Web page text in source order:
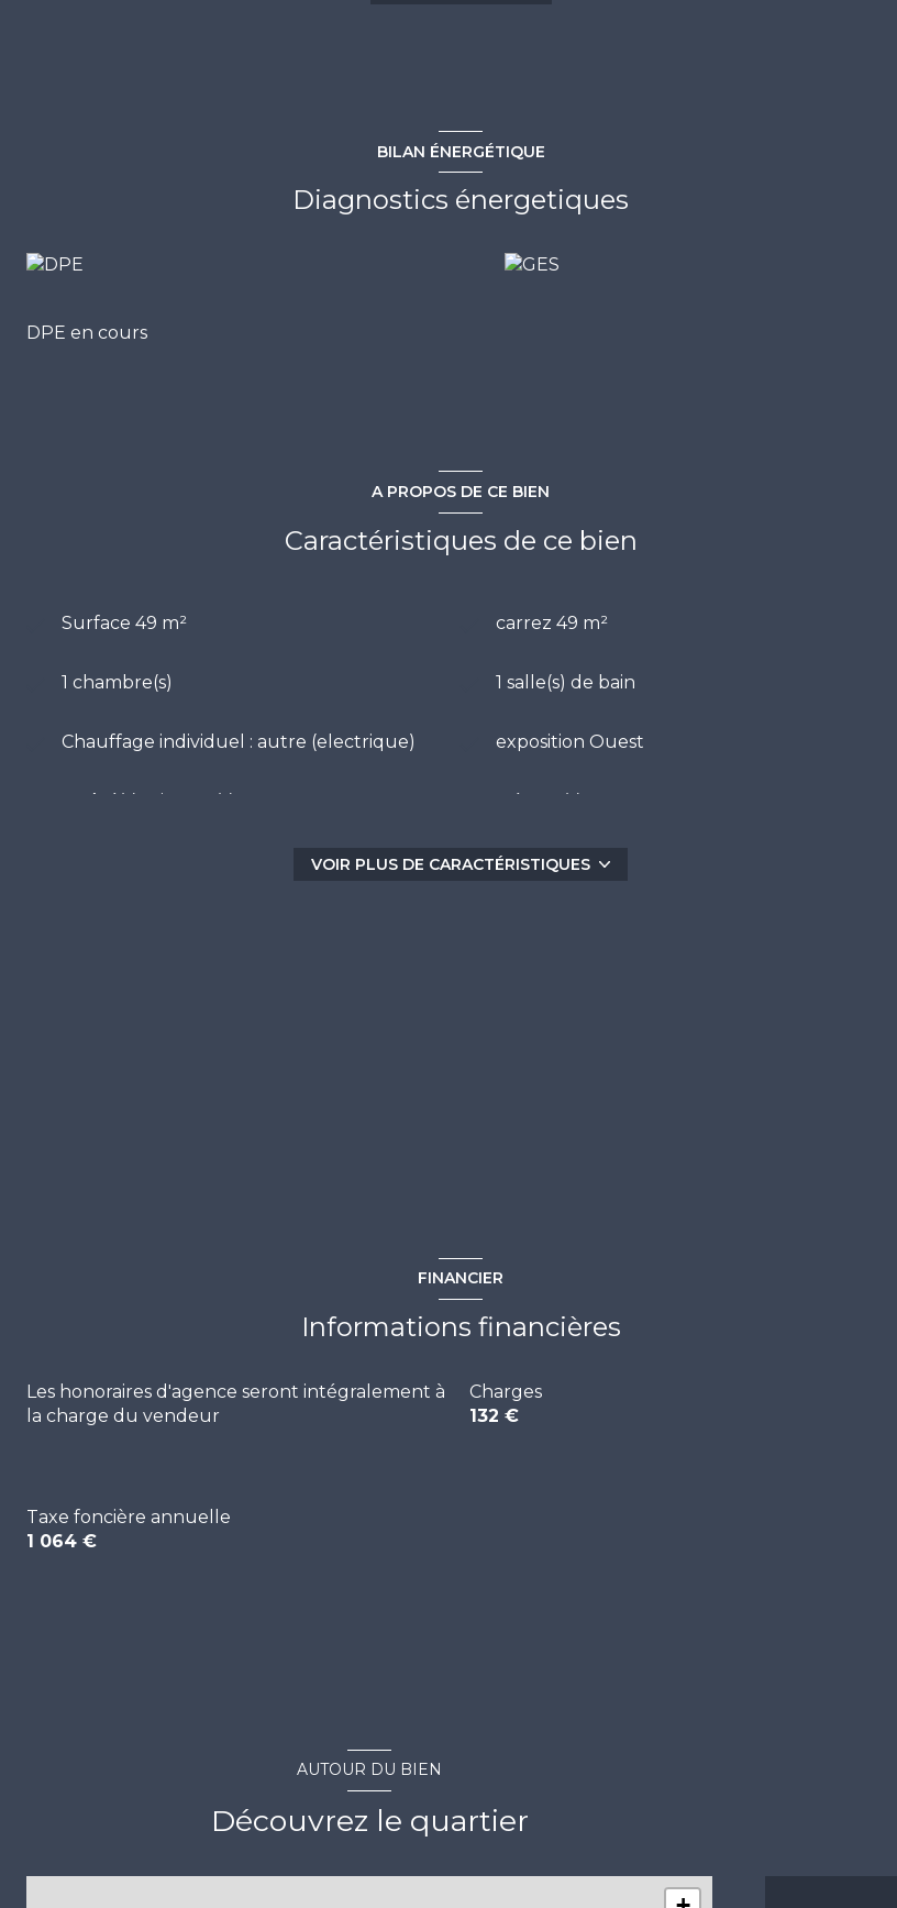
BILAN ÉNERGÉTIQUE
Diagnostics énergetiques
DPE en cours
A PROPOS DE CE BIEN
Caractéristiques de ce bien
Surface 49 m² carrez 49 m²
1 chambre(s) 1 salle(s) de bain
Chauffage individuel : autre (electrique) exposition Ouest
-1 côté(s) mitoyen(s) 4 étage(s)
vue Dégagée, Piscine
VOIR PLUS DE CARACTÉRISTIQUES
FINANCIER
Informations financières
Les honoraires d'agence seront intégralement à
la charge du vendeur
Charges
132 €
Taxe foncière annuelle
1 064 €
AUTOUR DU BIEN
Découvrez le quartier